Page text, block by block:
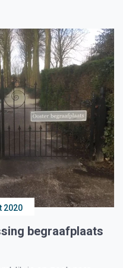
2020
begraafplaats